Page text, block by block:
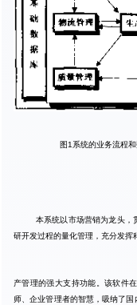
图 1 系统的业务流程
本系统以市场营销为龙头，
研开发过程的量化管理，充分发挥
产管理的强大支持功能。该软件
师、企业管理者的智慧，吸纳了